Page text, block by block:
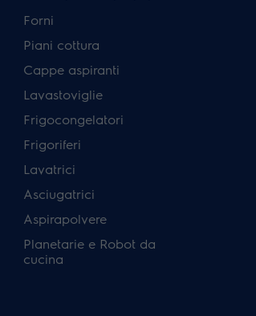
Forni
Piani cottura
Cappe aspiranti
Lavastoviglie
Frigocongelatori
Frigoriferi
Lavatrici
Asciugatrici
Aspirapolvere
Planetarie e Robot da
cucina